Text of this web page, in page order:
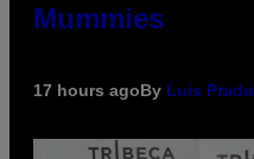
Mummies
17 hours agoBy Luis Prada